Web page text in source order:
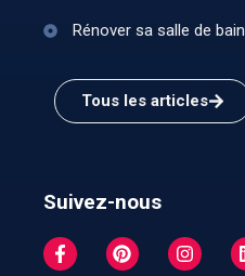
Rénover sa salle de bain
Tous les articles
Suivez-nous